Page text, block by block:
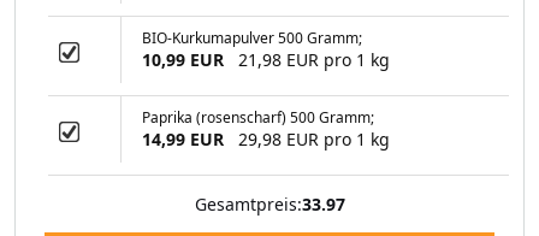
EUR
BIO-Kurkumapulver 500 Gramm;
10,99 EUR 21,98 EUR pro 1 kg
Paprika (rosenscharf) 500 Gramm;
14,99 EUR 29,98 EUR pro 1 kg
Gesamtpreis:33.97